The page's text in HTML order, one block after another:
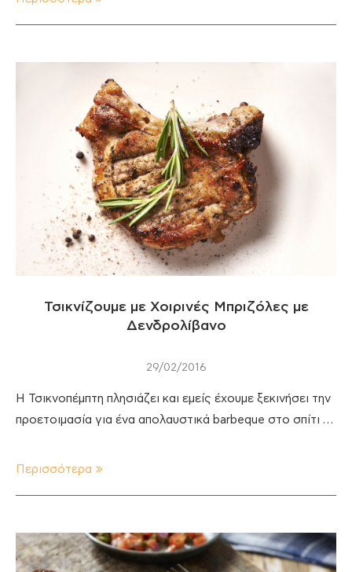
Τσικνίζουμε με Χοιρινές Μπριζόλες με
Δενδρολίβανο
29/02/2016
Η Τσικνοπέμπτη πλησιάζει και εμείς έχουμε ξεκινήσει την
προετοιμασία για ένα απολαυστικά barbeque στο σπίτι …
Περισσότερα